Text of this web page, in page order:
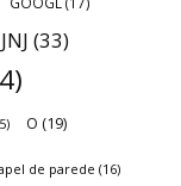
JNJ (33)
O (19)
de parede (16)